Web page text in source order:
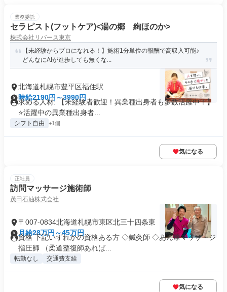
業務委託
セラピスト(フットケア)<湯の郷 絢ほのか>
株式会社リバース東京
【未経験からプロになれる！】施術1分単位の報酬で高収入可能♪
どんなにAIが進歩しても無くな...
北海道札幌市豊平区福住駅
時給2190円～3990円
求める人材: 【未経験者歓迎！異業種出身者も多数活躍中！】
⭐️活躍中の異業種出身者...
シフト自由 +1個
気になる
正社員
訪問マッサージ施術師
茂田石油株式会社
〒007-0834北海道札幌市東区北三十四条東
月給28万円～45万円
資格 下記いずれかの資格ある方 ◇鍼灸師 ◇あん摩マッサージ
指圧師 （柔道整復師あれば...
転勤なし 交通費支給
気になる